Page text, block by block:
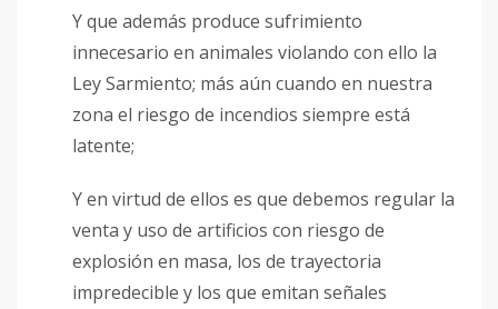
Y que además produce sufrimiento
innecesario en animales violando con ello la
Ley Sarmiento; más aún cuando en nuestra
zona el riesgo de incendios siempre está
latente;
Y en virtud de ellos es que debemos regular la
venta y uso de artificios con riesgo de
explosión en masa, los de trayectoria
impredecible y los que emitan señales